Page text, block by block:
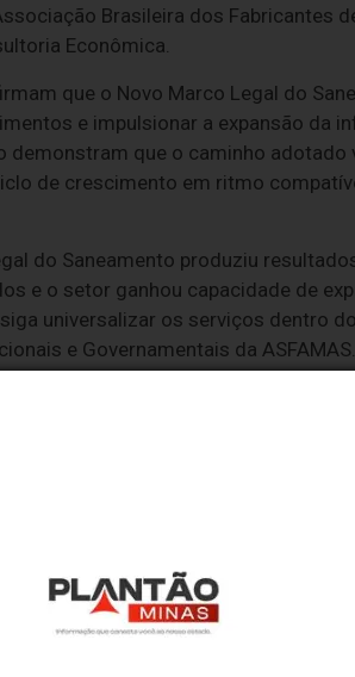
Brasileira dos Fabricantes
Econômica.
que o Novo Marco Legal do
e impulsionar a expansão da
demonstram que o caminho
de crescimento em ritmo
do Saneamento produziu
e o setor ganhou capacidade de
universalizar os serviços dentro
e Governamentais da ASFAMAS.
tem impacto direto sobre a
27,6 bilhões em faturamento e
da infraestrutura brasileira. Ao
indica que a demanda ainda
também fortalecer a indústria
uma cadeia produtiva responsável
e outros componentes